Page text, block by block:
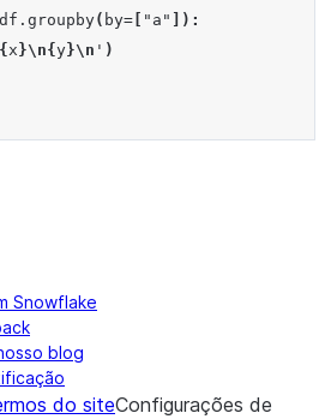
df . groupby( by= "a"
]):
{ x }\n{ y}\n ' )
Snowflake
blog
do siteConfigurações de